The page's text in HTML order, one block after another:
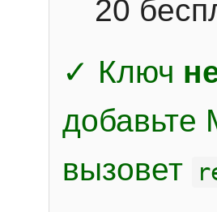
20
✓ Ключ
добавьте
вызовет